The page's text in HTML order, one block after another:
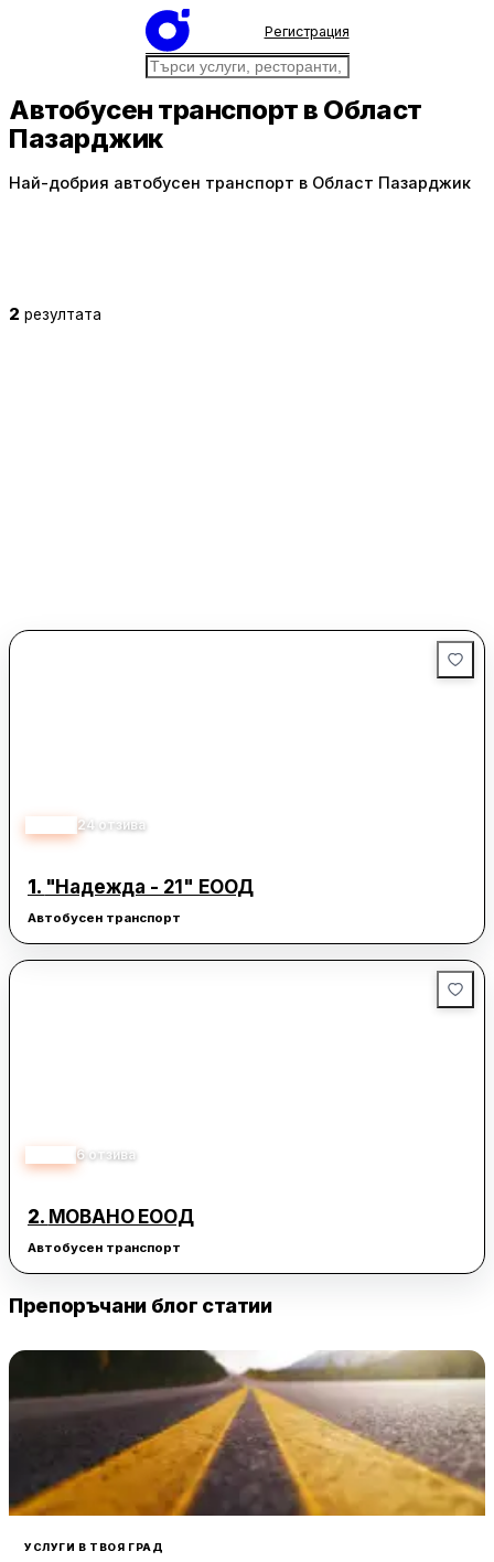
Регистрация
Автобусен транспорт в Област
Пазарджик
Най-добрия автобусен транспорт в Област Пазарджик
2 резултата
24 отзива
1. "Надежда - 21" ЕООД
Автобусен транспорт
6 отзива
2. МОВАНО ЕООД
Автобусен транспорт
Препоръчани блог статии
УСЛУГИ В ТВОЯ ГРАД